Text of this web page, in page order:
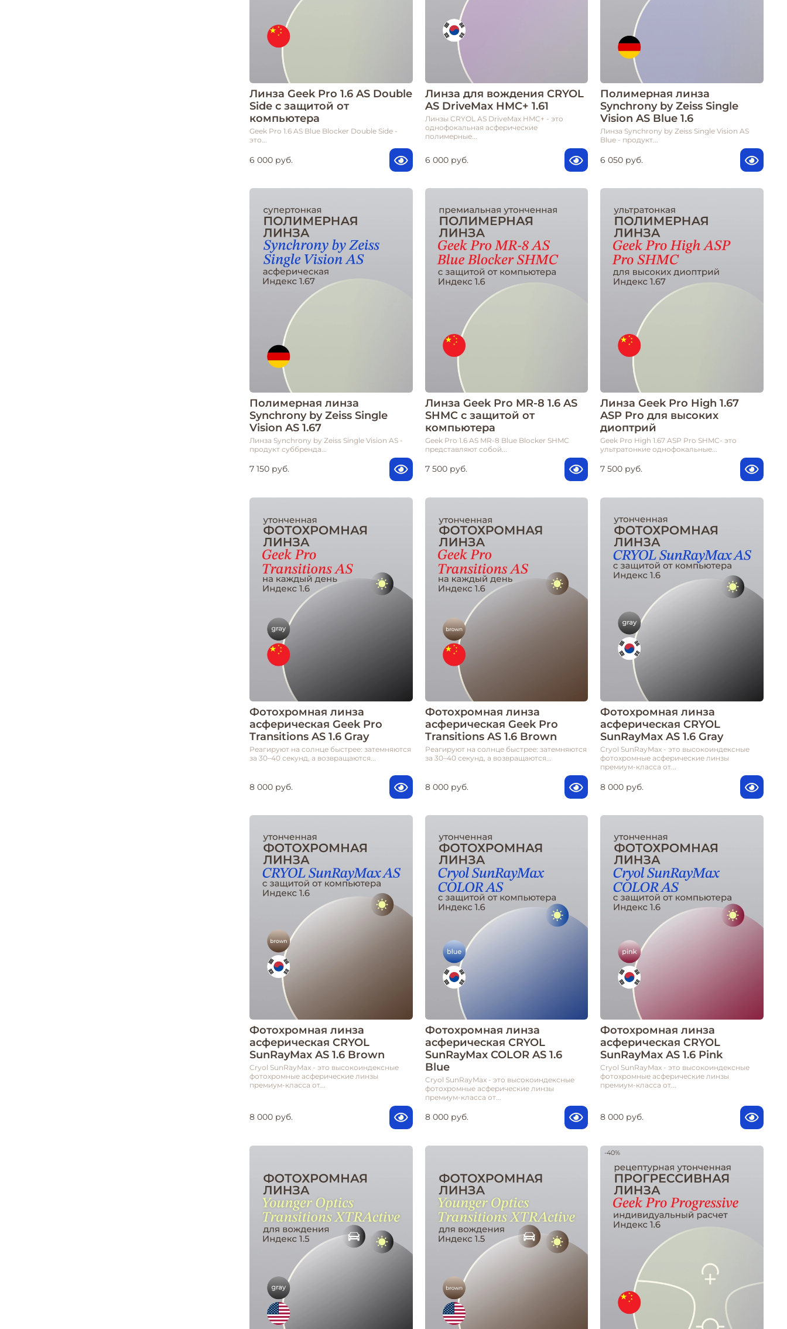
Линза Geek Pro 1.6 AS Double
Side с защитой от
компьютера
Geek Pro 1.6 AS Blue Blocker Double Side -
это...
6 000 руб.
Линза для вождения CRYOL
AS DriveMax HMC+ 1.61
Линзы CRYOL AS DriveMax HMC+ - это
однофокальная асферические
полимерные...
6 000 руб.
Полимерная линза
Synchrony by Zeiss Single
Vision AS Blue 1.6
Линза Synchrony by Zeiss Single Vision AS
Blue - продукт...
6 050 руб.
Полимерная линза
Synchrony by Zeiss Single
Vision AS 1.67
Линза Synchrony by Zeiss Single Vision AS -
продукт суббренда...
7 150 руб.
Линза Geek Pro MR-8 1.6 AS
SHMC с защитой от
компьютера
Geek Pro 1.6 AS MR-8 Blue Blocker SHMC
представляют собой...
7 500 руб.
Линза Geek Pro High 1.67
ASP Pro для высоких
диоптрий
Geek Pro High 1.67 ASP Pro SHMC- это
ультратонкие однофокальные...
7 500 руб.
Фотохромная линза
асферическая Geek Pro
Transitions AS 1.6 Gray
Реагируют на солнце быстрее: затемняются
за 30–40 секунд, а возвращаются...
8 000 руб.
Фотохромная линза
асферическая Geek Pro
Transitions AS 1.6 Brown
Реагируют на солнце быстрее: затемняются
за 30–40 секунд, а возвращаются...
8 000 руб.
Фотохромная линза
асферическая CRYOL
SunRayMax AS 1.6 Gray
Cryol SunRayMax - это высокоиндексные
фотохромные асферические линзы
премиум-класса от...
8 000 руб.
Фотохромная линза
асферическая CRYOL
SunRayMax AS 1.6 Brown
Cryol SunRayMax - это высокоиндексные
фотохромные асферические линзы
премиум-класса от...
8 000 руб.
Фотохромная линза
асферическая CRYOL
SunRayMax COLOR AS 1.6
Blue
Cryol SunRayMax - это высокоиндексные
фотохромные асферические линзы
премиум-класса от...
8 000 руб.
Фотохромная линза
асферическая CRYOL
SunRayMax AS 1.6 Pink
Cryol SunRayMax - это высокоиндексные
фотохромные асферические линзы
премиум-класса от...
8 000 руб.
-40%